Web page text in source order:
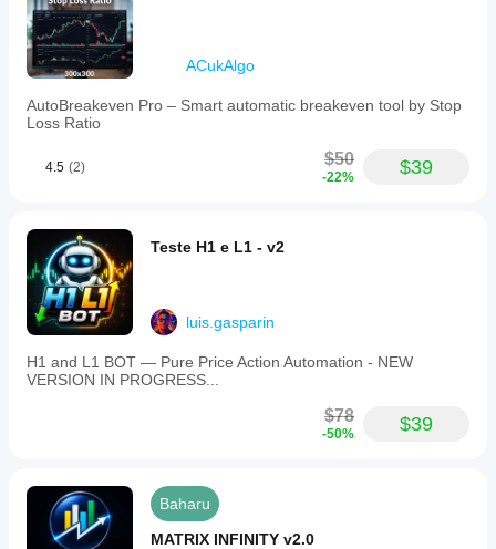
ACukAlgo
AutoBreakeven Pro – Smart automatic breakeven tool by Stop
Loss Ratio
4.5 (2) $50
-22% $39
Teste H1 e L1 - v2
luis.gasparin
H1 and L1 BOT — Pure Price Action Automation - NEW
VERSION IN PROGRESS...
$78
-50% $39
Baharu
MATRIX INFINITY v2.0